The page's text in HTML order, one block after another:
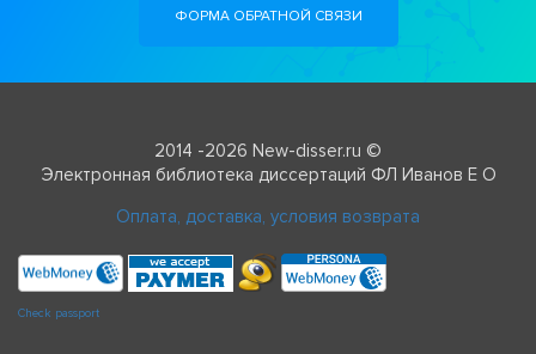
ФОРМА ОБРАТНОЙ СВЯЗИ
2014 -2026 New-disser.ru ©
Электронная библиотека диссертаций ФЛ Иванов Е О
Оплата, доставка, условия возврата
Check passport